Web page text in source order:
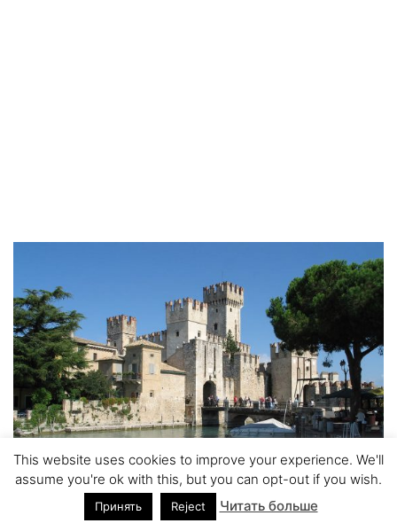
This website uses cookies to improve your experience. We'll
assume you're ok with this, but you can opt-out if you wish.
Принять Reject Читать больше